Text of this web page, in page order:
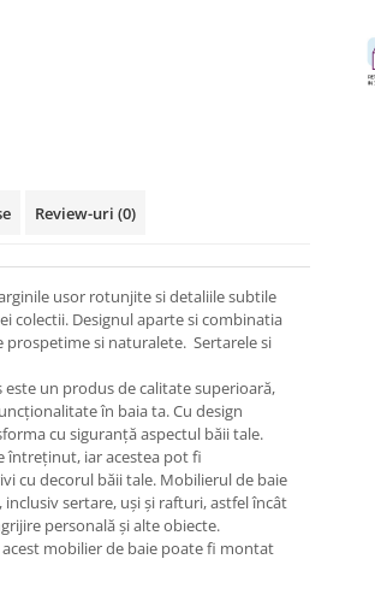
Review-uri (0)
usor rotunjite si detaliile subtile
colectii. Designul aparte si combinatia
si naturalete. Sertarele si
un produs de calitate superioară,
în baia ta. Cu design
cu siguranță aspectul băii tale.
întreținut, iar acestea pot fi
cu decorul băii tale. Mobilierul de baie
sertare, uși și rafturi, astfel încât
personală și alte obiecte.
mobilier de baie poate fi montat